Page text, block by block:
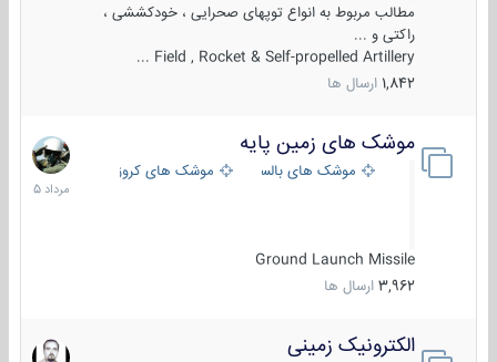
مطالب مربوط به انواع توپهای صحرایی ، خودکششی ،
راکتی و ...
Field , Rocket & Self-propelled Artillery ...
1,842 ارسال ها
موشک های زمین پایه
موشک های بالستیک موشک های کروز
Ground Launch Missile
3,962 ارسال ها
2
مرداد
1405
الکترونیک زمینی
1